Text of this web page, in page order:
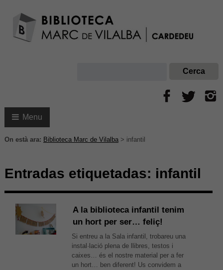
Menu
On està ara: Biblioteca Marc de Vilalba> infantil
Entradas etiquetadas: infantil
A la biblioteca infantil tenim
un hort per ser… feliç!
Si entreu a la Sala infantil, trobareu una
instal·lació plena de llibres, testos i
caixes… és el nostre material per a fer
un hort… ben diferent! Us convidem a